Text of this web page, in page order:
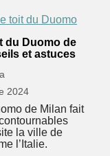
du Duomo de
et astuces
2024
de Milan fait
la ville de
l’Italie.